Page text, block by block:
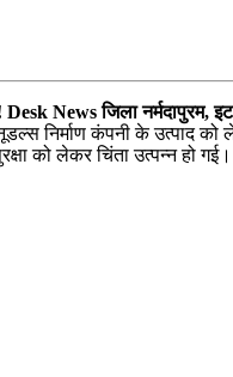
Desk Newsजिला नर्मदापुरम,
निर्माण कंपनी के उत्पाद
को लेकर चिंता उत्पन्न हो गई।